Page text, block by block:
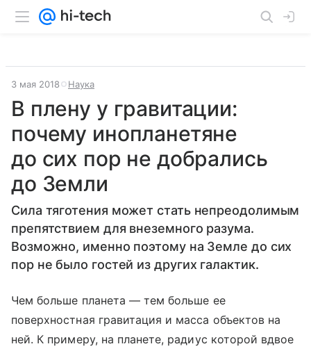
3 мая 2018 Наука
В плену у гравитации:
почему инопланетяне
до сих пор не добрались
до Земли
Сила тяготения может стать непреодолимым
препятствием для внеземного разума.
Возможно, именно поэтому на Земле до сих
пор не было гостей из других галактик.
Чем больше планета — тем больше ее
поверхностная гравитация и масса объектов на
ней. К примеру, на планете, радиус которой вдвое